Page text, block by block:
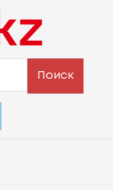
Поиск